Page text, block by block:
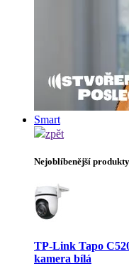
Smart
zpět
Nejoblíbenější produkty
TP-Link Tapo
kamera bílá